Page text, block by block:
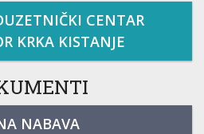
CENTAR
KRKA KISTANJE
NABAVA